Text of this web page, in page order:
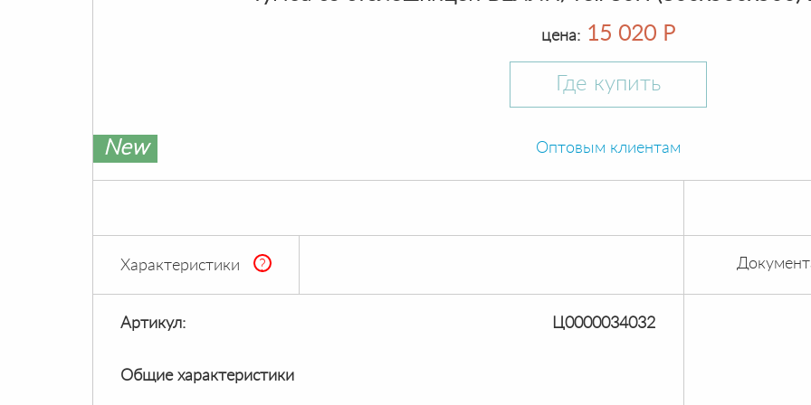
цена: 15 020 Р
Где купить
New Оптовым клиентам
Характеристики ?
Артикул: Ц0000034032
Общие характеристики